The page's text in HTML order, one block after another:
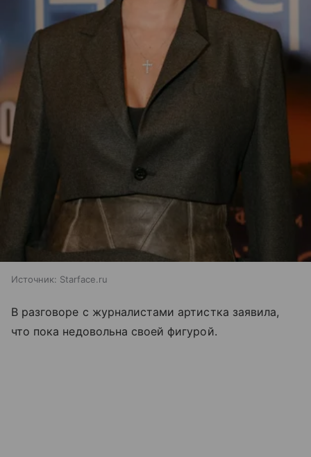
Источник: Starface.ru
В разговоре с журналистами артистка заявила,
что пока недовольна своей фигурой.